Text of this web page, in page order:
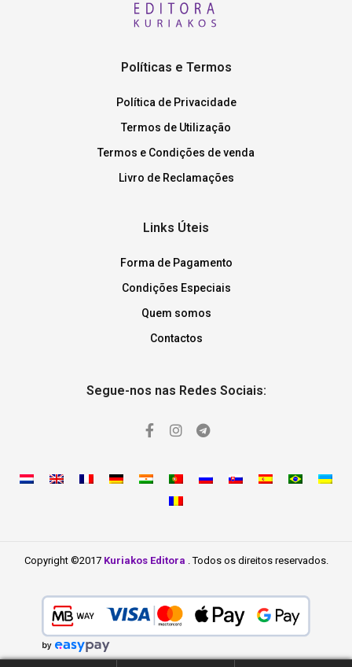
Políticas e Termos
Política de Privacidade
Termos de Utilização
Termos e Condições de venda
Livro de Reclamações
Links Úteis
Forma de Pagamento
Condições Especiais
Quem somos
Contactos
Segue-nos nas Redes Sociais:
Copyright ©2017 Kuriakos Editora . Todos os direitos reservados.